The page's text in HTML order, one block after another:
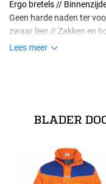
Ergo bretels //
Geen harde naden ter
zwaar leer // Zakken en
makkelijk te bevestigen
Lees meer
Alle matenBLADER